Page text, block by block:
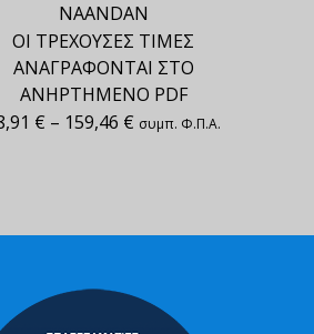
NAANDAN
ΟΙ ΤΡΕΧΟΥΣΕΣ ΤΙΜΕΣ
ΑΝΑΓΡΑΦΟΝΤΑΙ ΣΤΟ
ΑΝΗΡΤΗΜΕΝΟ PDF
€ – 159,46 € συμπ. Φ.Π.Α.